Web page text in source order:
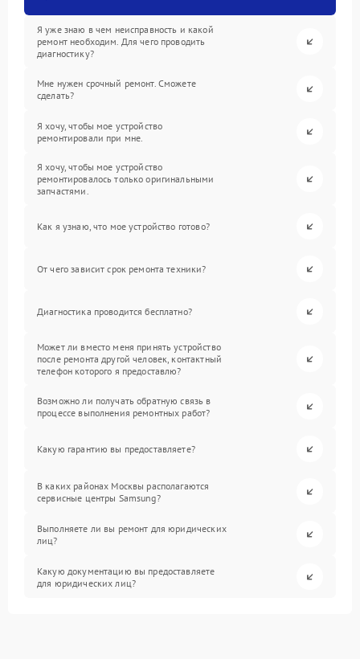
Я уже знаю в чем неисправность и какой
ремонт необходим. Для чего проводить
диагностику?
Мне нужен срочный ремонт. Сможете
сделать?
Я хочу, чтобы мое устройство
ремонтировали при мне.
Я хочу, чтобы мое устройство
ремонтировалось только оригинальными
запчастями.
Как я узнаю, что мое устройство готово?
От чего зависит срок ремонта техники?
Диагностика проводится бесплатно?
Может ли вместо меня принять устройство
после ремонта другой человек, контактный
телефон которого я предоставлю?
Возможно ли получать обратную связь в
процессе выполнения ремонтных работ?
Какую гарантию вы предоставляете?
В каких районах Москвы располагаются
сервисные центры Samsung?
Выполняете ли вы ремонт для юридических
лиц?
Какую документацию вы предоставляете
для юридических лиц?